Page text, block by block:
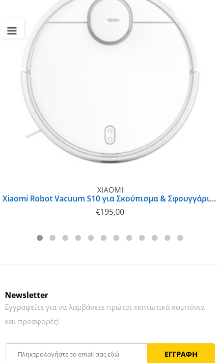
XIAOMI
Xiaomi Robot Vacuum S10 για Σκούπισμα & Σφουγγάρισμα με Χαρτογράφηση και Wi-Fi Λευκή | 6934177781926
€195,00
Newsletter
Εγγραφείτε για να λαμβάνετε πρώτοι εκπτωτικά κουπόνια
και προσφορές!